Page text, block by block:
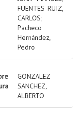
FUENTES RUIZ,
CARLOS;
Pacheco
Hernández,
Pedro
GONZALEZ
SANCHEZ,
ALBERTO